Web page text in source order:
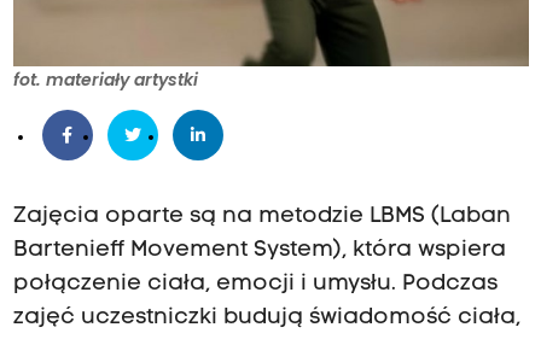
fot. materiały artystki
Zajęcia oparte są na metodzie LBMS (Laban
Bartenieff Movement System), która wspiera
połączenie ciała, emocji i umysłu. Podczas
zajęć uczestniczki budują świadomość ciała,